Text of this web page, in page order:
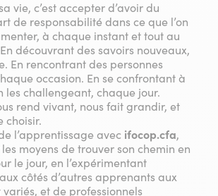
vie, c’est accepter d’avoir du
de responsabilité dans ce que l’on
à chaque instant et tout au
découvrant des savoirs nouveaux,
En rencontrant des personnes
occasion. En se confrontant à
les challengeant, chaque jour.
rend vivant, nous fait grandir, et
choisir.
l’apprentissage avec ifocop.cfa,
les moyens de trouver son chemin en
le jour, en l’expérimentant
côtés d’autres apprenants aux
et de professionnels